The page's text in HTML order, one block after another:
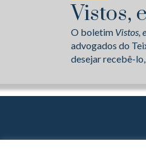
Vistos,
O boletim Vistos,
advogados do
desejar recebê-